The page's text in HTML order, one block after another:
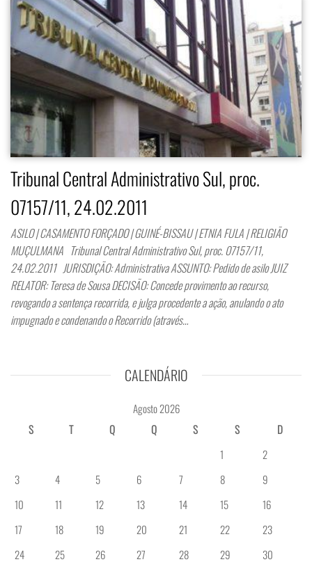
Tribunal Central Administrativo Sul, proc.
07157/11, 24.02.2011
ASILO | CASAMENTO FORÇADO | GUINÉ-BISSAU | ETNIA FULA | RELIGIÃO
MUÇULMANA Tribunal Central Administrativo Sul, proc. 07157/11,
24.02.2011 JURISDIÇÃO: Administrativa ASSUNTO: Pedido de asilo JUIZ
RELATOR: Teresa de Sousa DECISÃO: Concede provimento ao recurso,
revogando a sentença recorrida, e julga procedente a ação, anulando o ato
impugnado e condenando o Recorrido (através…
CALENDÁRIO
Agosto 2026
S
T Q Q S S
D
1
2
3
4 5 6 7 8
9
10
11 12 13 14 15
16
17
18 19 20 21 22
23
24
25 26 27 28 29
30